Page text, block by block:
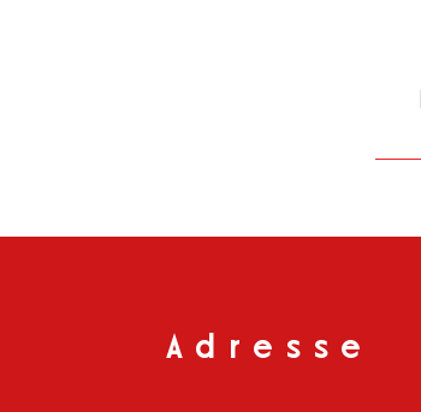
Adresse